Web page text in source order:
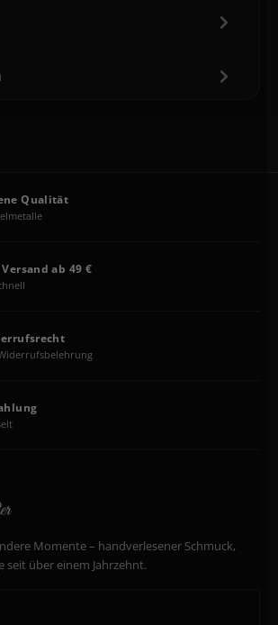
Qualität
ab 49 €
Momente – handverlesener Schmuck,
seit über einem Jahrzehnt.